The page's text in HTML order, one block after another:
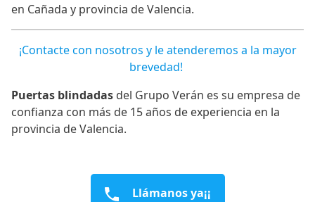
en Cañada y provincia de Valencia.
¡Contacte con nosotros y le atenderemos a la mayor
brevedad!
Puertas blindadas del Grupo Verán es su empresa de
confianza con más de 15 años de experiencia en la
provincia de Valencia.
Llámanos ya¡¡